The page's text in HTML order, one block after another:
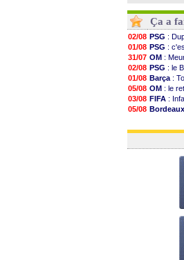
Ça a
02/08 PSG :
01/08 PSG :
31/07 OM :
02/08 PSG : le
01/08 Barça :
05/08 OM : le
03/08 FIFA :
05/08 Bordeaux
03/08 Real: le